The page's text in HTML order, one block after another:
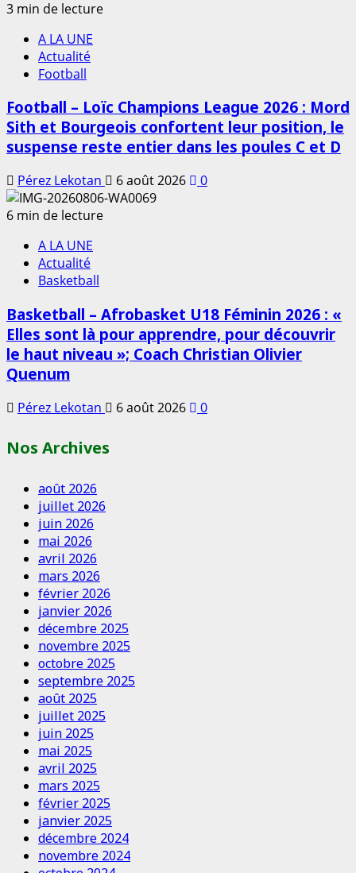
3 min de lecture
A LA UNE
Actualité
Football
Football – Loïc Champions League 2026 : Mord
Sith et Bourgeois confortent leur position, le
suspense reste entier dans les poules C et D
Pérez Lekotan 6 août 2026
0
6 min de lecture
A LA UNE
Actualité
Basketball
Basketball – Afrobasket U18 Féminin 2026 : «
Elles sont là pour apprendre, pour découvrir
le haut niveau »; Coach Christian Olivier
Quenum
Pérez Lekotan 6 août 2026 0
Nos Archives
août 2026
juillet 2026
juin 2026
mai 2026
avril 2026
mars 2026
février 2026
janvier 2026
décembre 2025
novembre 2025
octobre 2025
septembre 2025
août 2025
juillet 2025
juin 2025
mai 2025
avril 2025
mars 2025
février 2025
janvier 2025
décembre 2024
novembre 2024